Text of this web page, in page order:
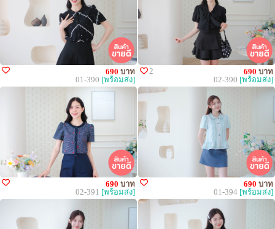
690 บาท
01-390 [พร้อมส่ง]
2 690 บาท
02-390 [พร้อมส่ง]
690 บาท
02-391 [พร้อมส่ง]
690 บาท
01-394 [พร้อมส่ง]